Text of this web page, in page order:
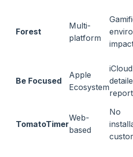
Forest
Multi-
platform
Be Focused
Apple
Ecosystem
TomatoTimer
Web-
based
No